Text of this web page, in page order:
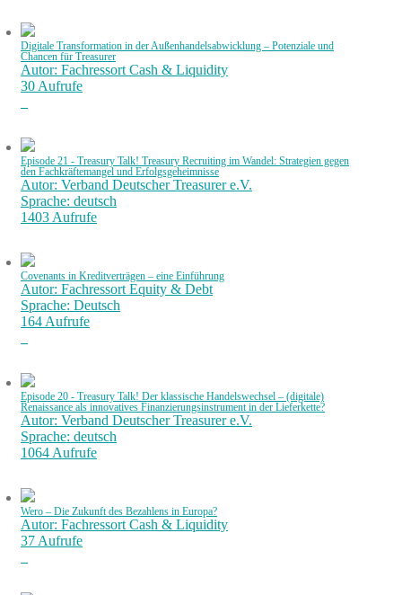
Digitale Transformation in der Außenhandelsabwicklung – Potenziale und
Chancen für Treasurer
Autor: Fachressort Cash & Liquidity
30 Aufrufe
Episode 21 - Treasury Talk! Treasury Recruiting im Wandel: Strategien gegen
den Fachkräftemangel und Erfolgsgeheimnisse
Autor: Verband Deutscher Treasurer e.V.
Sprache: deutsch
1403 Aufrufe
Covenants in Kreditverträgen – eine Einführung
Autor: Fachressort Equity & Debt
Sprache: Deutsch
164 Aufrufe
Episode 20 - Treasury Talk! Der klassische Handelswechsel – (digitale)
Renaissance als innovatives Finanzierungsinstrument in der Lieferkette?
Autor: Verband Deutscher Treasurer e.V.
Sprache: deutsch
1064 Aufrufe
Wero – Die Zukunft des Bezahlens in Europa?
Autor: Fachressort Cash & Liquidity
37 Aufrufe